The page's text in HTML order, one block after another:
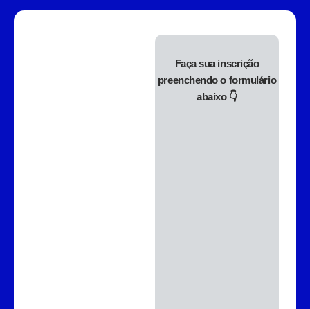
Faça sua inscrição
preenchendo o formulário
abaixo 👇